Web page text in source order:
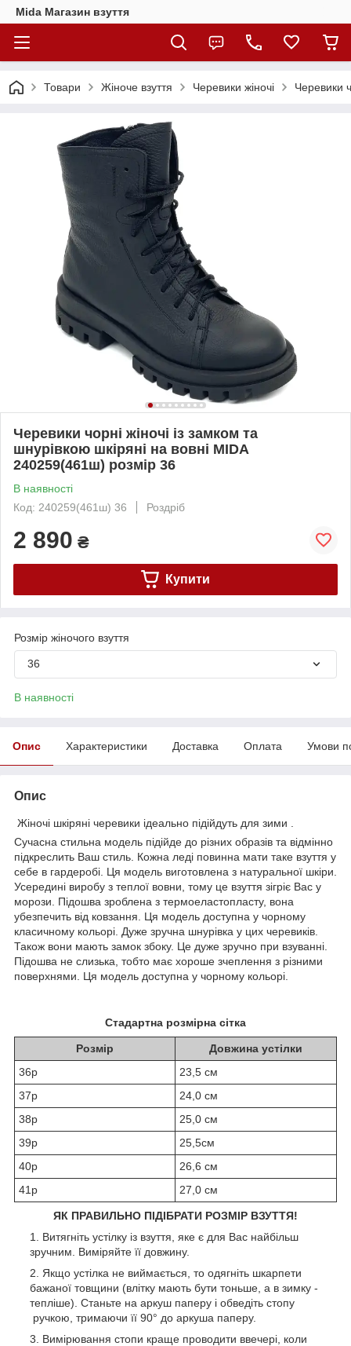
Mida Магазин взуття
Товари Жіноче взуття Черевики жіночі Черевики
Черевики чорні жіночі із замком та
шнурівкою шкіряні на вовні MIDA
240259(461ш) розмір 36
В наявності
Код: 240259(461ш) 36
Роздріб
2 890 ₴
Купити
Розмір жіночого взуття
36
В наявності
Опис Характеристики Доставка Оплата Умови
Опис
Жіночі шкіряні черевики ідеально підійдуть для зими .
Сучасна стильна модель підійде до різних образів та відмінно
підкреслить Ваш стиль. Кожна леді повинна мати таке взуття у
себе в гардеробі. Ця модель виготовлена з натуральної шкіри.
Усередині виробу з теплої вовни, тому це взуття зігріє Вас у
морози. Підошва зроблена з термоеластопласту, вона
убезпечить від ковзання. Ця модель доступна у чорному
класичному кольорі. Дуже зручна шнурівка у цих черевиків.
Також вони мають замок збоку. Це дуже зручно при взуванні.
Підошва не слизька, тобто має хороше зчеплення з різними
поверхнями. Ця модель доступна у чорному кольорі.
Стадартна розмірна сітка
Розмір
Довжина устілки
36р
23,5 см
37р
24,0 см
38р
25,0 см
39р
25,5см
40р
26,6 см
41р
27,0 см
ЯК ПРАВИЛЬНО ПІДІБРАТИ РОЗМІР ВЗУТТЯ!
Витягніть устілку із взуття, яке є для Вас найбільш
зручним. Виміряйте її довжину.
Якщо устілка не виймається, то одягніть шкарпети
бажаної товщини (влітку мають бути тоньше, а в зимку -
тепліше). Станьте на аркуш паперу і обведіть стопу
ручкою, тримаючи її 90° до аркуша паперу.
Вимірювання стопи краще проводити ввечері, коли